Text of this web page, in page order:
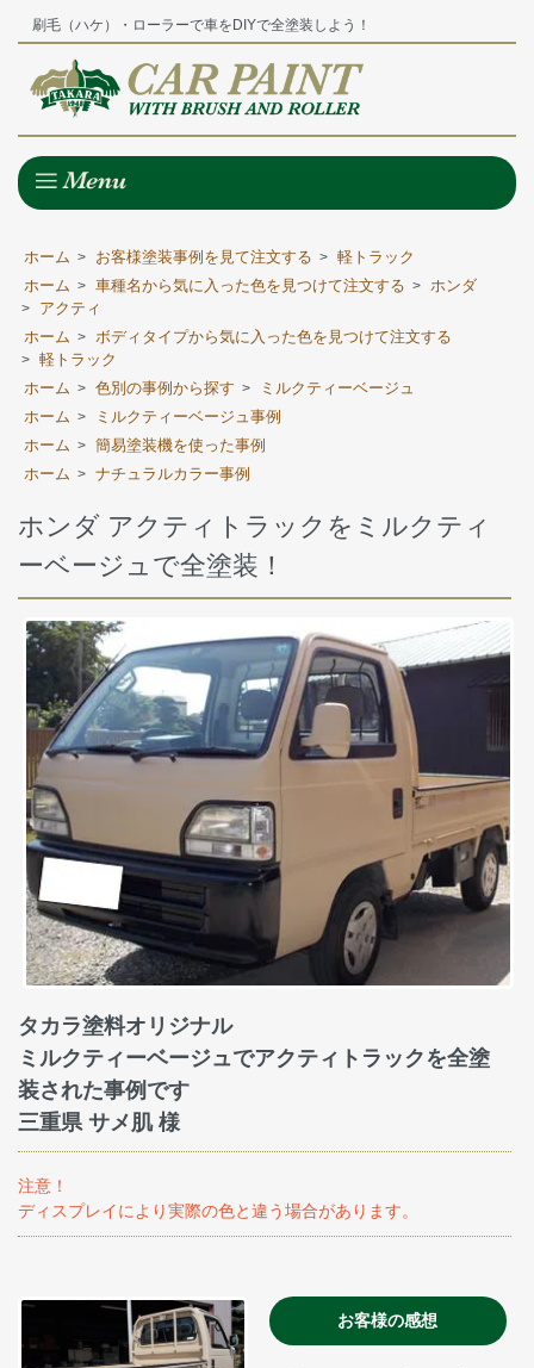
刷毛（ハケ）・ローラーで車をDIYで全塗装しよう！
ホーム > お客様塗装事例を見て注文する > 軽トラック
ホーム > 車種名から気に入った色を見つけて注文する > ホンダ
>
アクティ
ホーム > ボディタイプから気に入った色を見つけて注文する
> 軽トラック
ホーム > 色別の事例から探す >
ミルクティーベージュ
ホーム >
ミルクティーベージュ事例
ホーム > 簡易塗装機を使った事例
ホーム > ナチュラルカラー事例
ホンダ アクティトラックをミルクティ
ーベージュで全塗装！
タカラ塗料オリジナル
ミルクティーベージュでアクティトラックを全塗
装された事例です
三重県 サメ肌 様
注意！
ディスプレイにより実際の色と違う場合があります。
お客様の感想